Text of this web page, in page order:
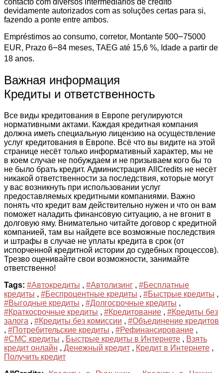
contacto com diversos intermediários de crédito
devidamente autorizados com as soluções certas para si,
fazendo a ponte entre ambos.
Empréstimos ao consumo, corretor, Montante 500౼75000
EUR, Prazo 6౼84 meses, TAEG até 15,6 %, Idade a partir de
18 anos.
Важная информация
Кредиты и ответственность
Все виды кредитования в Европе регулируются
нормативными актами. Каждая кредитная компания
должна иметь специальную лицензию на осуществление
услуг кредитования в Европе. Всё что вы видите на этой
странице несёт только информативный характер, мы не
в коем случае не побуждаем и не призываем кого бы то
не было брать кредит. Администрация AllCredits не несёт
никакой ответственности за последствия, которые могут
у вас возникнуть при использовании услуг
предоставляемых кредитными компаниями. Важно
понять что кредит вам действительно нужен и что он вам
поможет наладить финансовую ситуацию, а не вгонит в
долговую яму. Внимательно читайте договор с кредитной
компанией, там вы найдете все возможные последствия
и штрафы в случае не уплаты кредита в срок (от
испорченной кредитной истории до судебных процессов).
Трезво оценивайте свои возможности, занимайте
ответственно!
Tags: #Автокредиты , #Автолизинг , #Бесплатные
кредиты , #Беспроцентные кредиты , #Быстрые кредиты ,
#Выгодные кредиты , #Долгосрочные кредиты ,
#Краткосрочные кредиты , #Кредитование , #Кредиты без
залога , #Кредиты без комиссии , #Объединение кредитов
, #Потребительские кредиты , #Рефинансирование ,
#СМС кредиты , Быстрые кредиты в Интернете , Взять
кредит онлайн , Денежный кредит , Кредит в Интернете ,
Получить кредит